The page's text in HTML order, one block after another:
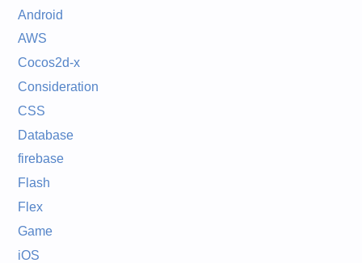
Android
AWS
Cocos2d-x
Consideration
CSS
Database
firebase
Flash
Flex
Game
iOS